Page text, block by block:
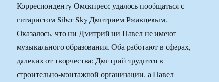
Корреспонденту Омскпресс удалось пообщаться с
гитаристом Siber Sky Дмитрием Ржавцевым.
Оказалось, что ни Дмитрий ни Павел не имеют
музыкального образования. Оба работают в сферах,
далеких от творчества: Дмитрий трудится в
строительно-монтажной организации, а Павел